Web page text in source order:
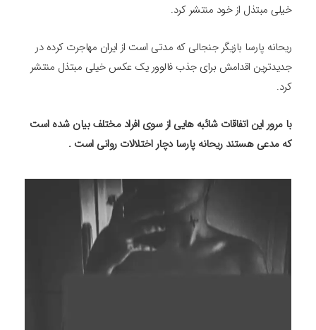
خیلی مبتذل از خود منتشر کرد.
ریحانه پارسا بازیگر جنجالی که مدتی است از ایران مهاجرت کرده در
جدیدترین اقدامش برای جذب فالوور یک عکس خیلی مبتذل منتشر
کرد.
با مرور این اتفاقات شائبه هایی از سوی افراد مختلف بیان شده است
که مدعی هستند ریحانه پارسا دچار اختلالات روانی است .